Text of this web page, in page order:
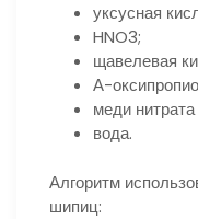
уксусная
HNO3;
щавелевая
А-
меди нитрата
вода.
Алгоритм
шипиц: